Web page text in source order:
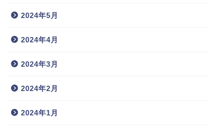
2024年5月
2024年4月
2024年3月
2024年2月
2024年1月